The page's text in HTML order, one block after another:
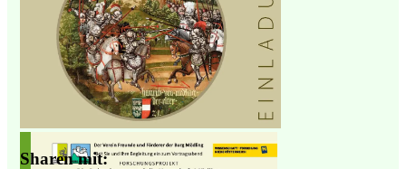
Sharen mit: